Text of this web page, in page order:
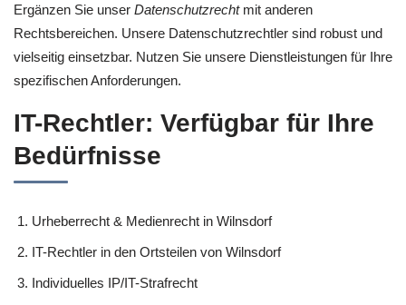
Ergänzen Sie unser Datenschutzrechtmit anderen
Rechtsbereichen. Unsere Datenschutzrechtler sind robust und
vielseitig einsetzbar. Nutzen Sie unsere Dienstleistungen für Ihre
spezifischen Anforderungen.
IT-Rechtler: Verfügbar für Ihre
Bedürfnisse
Urheberrecht & Medienrecht in Wilnsdorf
IT-Rechtler in den Ortsteilen von Wilnsdorf
Individuelles IP/IT-Strafrecht